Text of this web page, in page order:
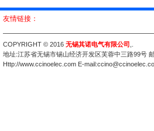
友情链接：
COPYRIGHT © 2016 无锡其诺电气有限公司
地址:江苏省无锡市锡山经济开发区芙蓉中三路99号
Http://www.ccinoelec.com E-